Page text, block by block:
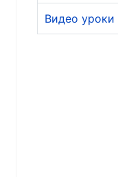
Видео